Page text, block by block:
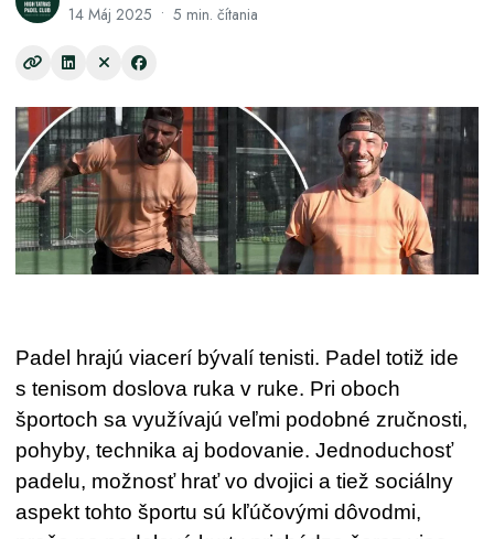
14 Máj 2025 • 5 min. čítania
Padel hrajú viacerí bývalí tenisti. Padel totiž ide
s tenisom doslova ruka v ruke. Pri oboch
športoch sa využívajú veľmi podobné zručnosti,
pohyby, technika aj bodovanie. Jednoduchosť
padelu, možnosť hrať vo dvojici a tiež sociálny
aspekt tohto športu sú kľúčovými dôvodmi,